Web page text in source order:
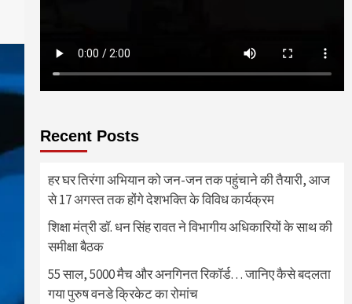
Recent Posts
हर घर तिरंगा अभियान को जन-जन तक पहुंचाने की तैयारी, आज
से 17 अगस्त तक होंगे देशभक्ति के विविध कार्यक्रम
शिक्षा मंत्री डॉ. धन सिंह रावत ने विभागीय अधिकारियों के साथ की
समीक्षा बैठक
55 साल, 5000 मैच और अनगिनत रिकॉर्ड… जानिए कैसे बदलता
गया पुरुष वनडे क्रिकेट का रोमांच